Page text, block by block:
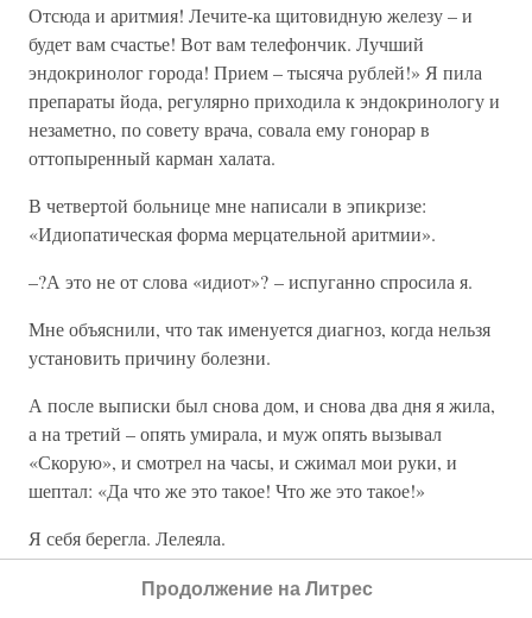
Отсюда и аритмия! Лечите-ка щитовидную железу – и
будет вам счастье! Вот вам телефончик. Лучший
эндокринолог города! Прием – тысяча рублей!» Я пила
препараты йода, регулярно приходила к эндокринологу и
незаметно, по совету врача, совала ему гонорар в
оттопыренный карман халата.
В четвертой больнице мне написали в эпикризе:
«Идиопатическая форма мерцательной аритмии».
–?А это не от слова «идиот»? – испуганно спросила я.
Мне объяснили, что так именуется диагноз, когда нельзя
установить причину болезни.
А после выписки был снова дом, и снова два дня я жила,
а на третий – опять умирала, и муж опять вызывал
«Скорую», и смотрел на часы, и сжимал мои руки, и
шептал: «Да что же это такое! Что же это такое!»
Я себя берегла. Лелеяла.
Я сидела сиднем, а чаще лежала, как на лежбище тюлень.
Продолжение на Литрес